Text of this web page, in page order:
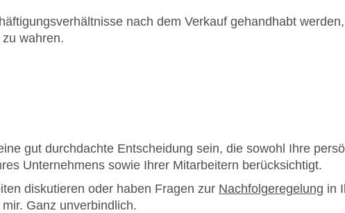
nach dem Verkauf gehandhabt
wahren.
gut durchdachte Entscheidung sein, die sowohl Ihre
Unternehmens sowie Ihrer Mitarbeitern berücksichtigt.
diskutieren oder haben Fragen zur Nachfolgeregelung in
Ganz unverbindlich.